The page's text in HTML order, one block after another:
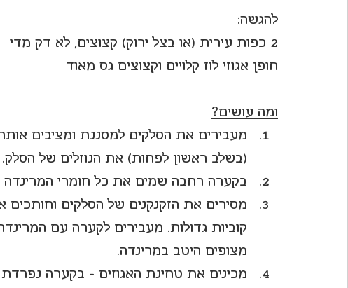
להגשה:
2 כפות עירית (או בצל ירוק) קצוצים, לא דק מדי
חופן אגוזי לוז קלויים וקצוצים גס מאוד
ומה עושים?
מעבירים את הסלקים למסננת ומציבים
(בשלב ראשון לפחות) את הנוזלים של הסלק.
בקערה רחבה שמים את כל חומרי המרינדה
קוביות גדולות. מעבירים לקערה עם
מצופים היטב במרינדה.
מכינים את טחינת האגוזים - בקערה